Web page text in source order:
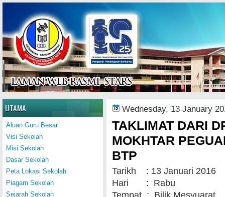
Home
Wednesday, 13 January
TAKLIMAT DARI
MOKHTAR
BTP
Tarikh : 13 Januari 2016
Hari : Rabu
Tempat : Bilik Mesyuarat
UTAMA
Aluan Guru Besar
Visi Sekolah
Misi Sekolah
Dasar Sekolah
Peta Lokasi Sekolah
Piagam Sekolah
Sejarah Sekolah